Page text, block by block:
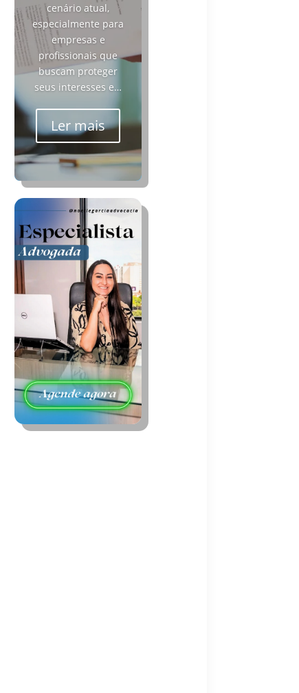
cenário atual,
especialmente para
empresas e
profissionais que
buscam proteger
seus interesses e…
Ler mais